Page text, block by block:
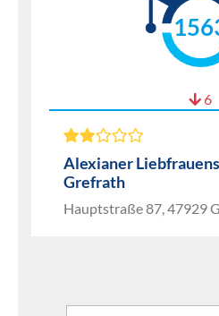
6
Alexianer
Grefrath
Hauptstraße 87, 47929